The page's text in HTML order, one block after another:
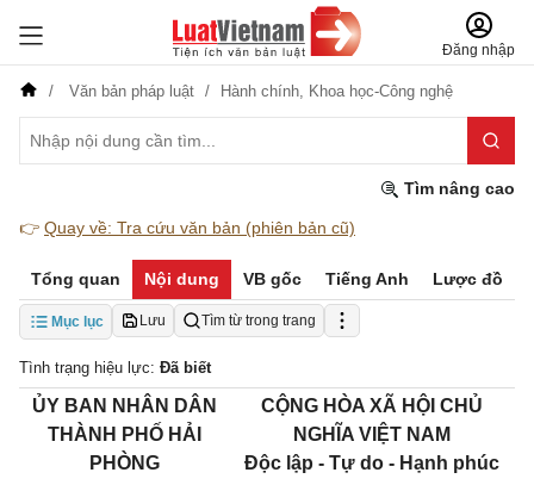
Đăng nhập
Văn bản pháp luật Hành chính, Khoa học-Công nghệ
Tìm nâng cao
👉 Quay về: Tra cứu văn bản (phiên bản cũ)
Tổng quan Nội dung VB gốc Tiếng Anh Lược đồ
Mục lục Lưu Tìm từ trong trang
Tình trạng hiệu lực: Đã biết
ỦY BAN NHÂN DÂN
THÀNH PHỐ HẢI
PHÒNG
CỘNG HÒA XÃ HỘI CHỦ
NGHĨA VIỆT NAM
Độc lập - Tự do - Hạnh phúc